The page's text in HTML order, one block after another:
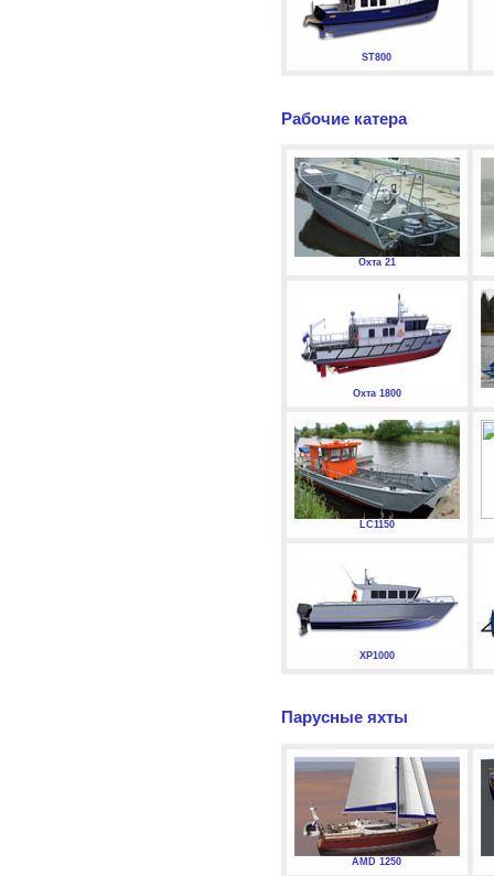
ST800
Рабочие катера
Охта 21
Охта 1800
LC1150
XP1000
Парусные яхты
AMD 1250